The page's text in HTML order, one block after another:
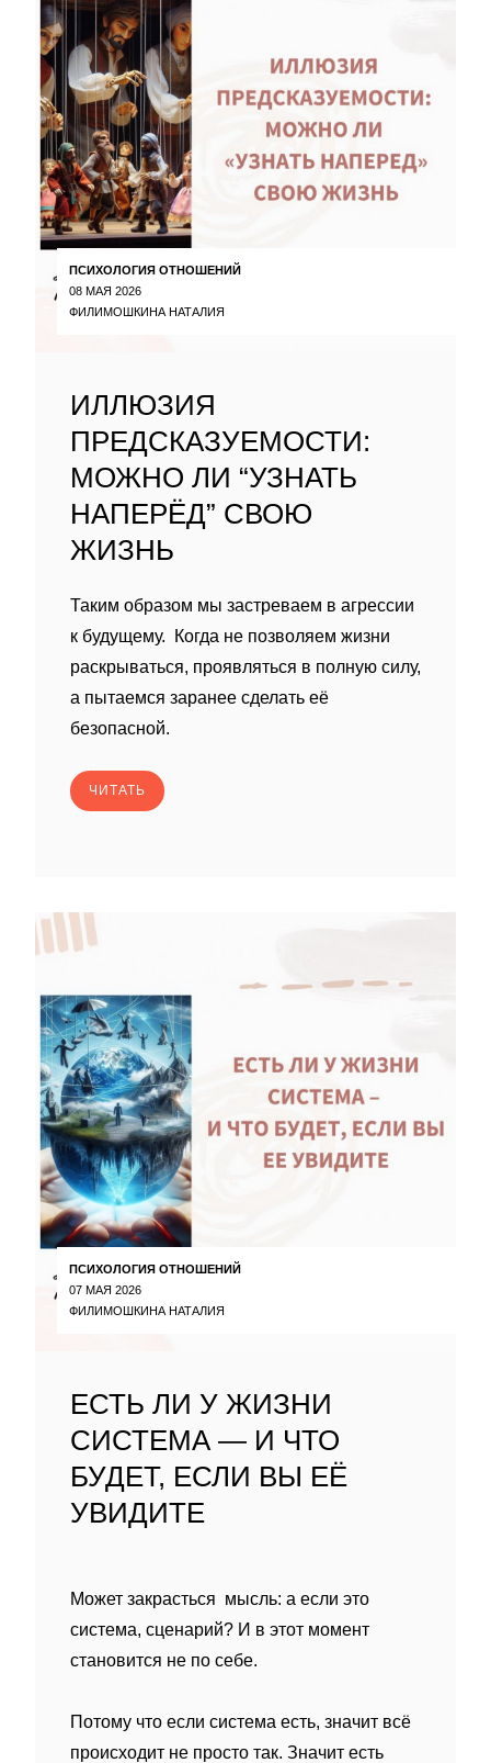
ПСИХОЛОГИЯ ОТНОШЕНИЙ
08 МАЯ 2026
ФИЛИМОШКИНА НАТАЛИЯ
ИЛЛЮЗИЯ
ПРЕДСКАЗУЕМОСТИ:
МОЖНО ЛИ “УЗНАТЬ
НАПЕРЁД” СВОЮ
ЖИЗНЬ
Таким образом мы застреваем в агрессии
к будущему. Когда не позволяем жизни
раскрываться, проявляться в полную силу,
а пытаемся заранее сделать её
безопасной.
ЧИТАТЬ
ПСИХОЛОГИЯ ОТНОШЕНИЙ
07 МАЯ 2026
ФИЛИМОШКИНА НАТАЛИЯ
ЕСТЬ ЛИ У ЖИЗНИ
СИСТЕМА — И ЧТО
БУДЕТ, ЕСЛИ ВЫ ЕЁ
УВИДИТЕ
Может закрасться мысль: а если это
система, сценарий? И в этот момент
становится не по себе.
Потому что если система есть, значит всё
происходит не просто так. Значит есть